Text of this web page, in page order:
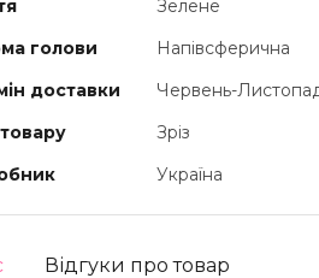
Зелене
голови
Напівсферична
доставки
Червень-
Зріз
Україна
Відгуки про товар